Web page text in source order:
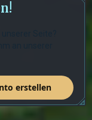
erstellen